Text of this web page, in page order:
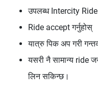
उपलब्ध Intercity Ride
Ride accept गर्नुहोस्
यात्रु पिक अप गरी
यसरी नै सामान्य ride
लिन सकिन्छ।